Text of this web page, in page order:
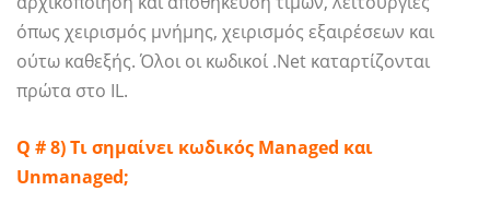
όπως χειρισμός μνήμης, χειρισμός εξαιρέσεων και
ούτω καθεξής. Όλοι οι κωδικοί .Net καταρτίζονται
πρώτα στο IL.
Q # 8) Τι σημαίνει κωδικός Managed και
Unmanaged;